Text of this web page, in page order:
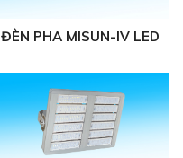
ĐÈN PHA MISUN-IV LED